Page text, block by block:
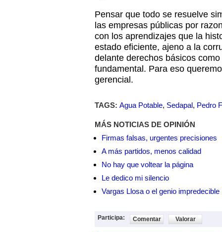
Pensar que todo se resuelve
las empresas públicas por
con los aprendizajes que la
estado eficiente, ajeno a la
delante derechos básicos
fundamental. Para eso
gerencial.
TAGS: Agua Potable, Sedapal, Pedro
MÁS NOTICIAS DE OPINIÓN
Firmas falsas, urgentes precisiones
A más partidos, menos calidad
No hay que voltear la página
Le dedico mi silencio
Vargas Llosa o el genio impredecible
Participa: Comentar Valorar